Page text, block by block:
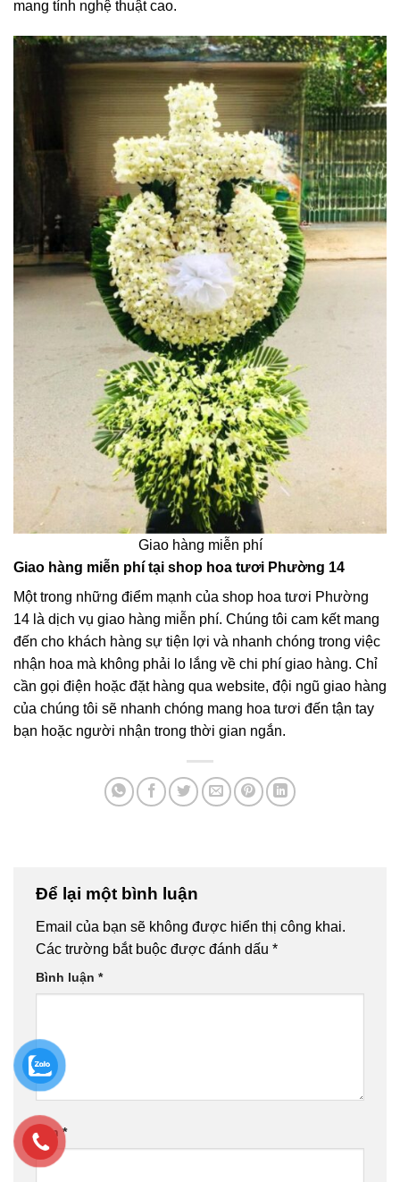
mang tính nghệ thuật cao.
Giao hàng miễn phí
Giao hàng miễn phí tại shop hoa tươi Phường 14
Một trong những điểm mạnh của shop hoa tươi Phường
14 là dịch vụ giao hàng miễn phí. Chúng tôi cam kết mang
đến cho khách hàng sự tiện lợi và nhanh chóng trong việc
nhận hoa mà không phải lo lắng về chi phí giao hàng. Chỉ
cần gọi điện hoặc đặt hàng qua website, đội ngũ giao hàng
của chúng tôi sẽ nhanh chóng mang hoa tươi đến tận tay
bạn hoặc người nhận trong thời gian ngắn.
Để lại một bình luận
Email của bạn sẽ không được hiển thị công khai.
Các trường bắt buộc được đánh dấu *
Bình luận *
Tên*